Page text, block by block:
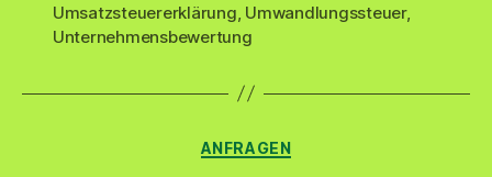
Umsatzsteuererklärung Umwandlungssteuer,
Unternehmensbewertung
Kategorien
ANFRAGEN